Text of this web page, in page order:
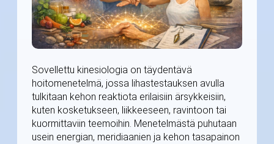
Sovellettu kinesiologia on täydentävä
hoitomenetelmä, jossa lihastestauksen avulla
tulkitaan kehon reaktiota erilaisiin ärsykkeisiin,
kuten kosketukseen, liikkeeseen, ravintoon tai
kuormittaviin teemoihin. Menetelmästä puhutaan
usein energian, meridiaanien ja kehon tasapainon